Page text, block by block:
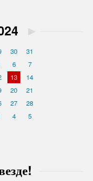
►
30
31
6
7
13
14
20
21
27
28
4 5